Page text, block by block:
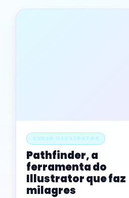
CURSO ILLUSTRATOR
Pathfinder, a
ferramenta do
Illustrator que faz
milagres